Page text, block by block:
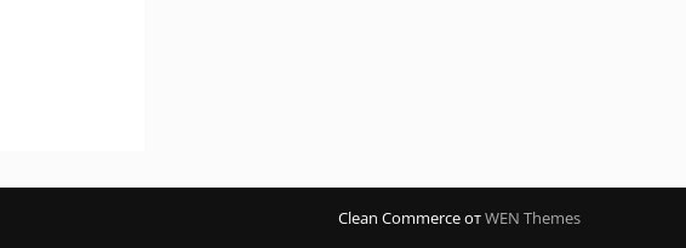
Clean Commerce отWEN Themes